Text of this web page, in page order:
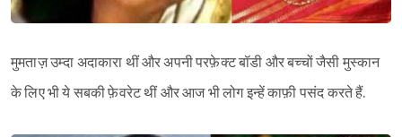
मुमताज़ उम्दा अदाकारा थीं और अपनी परफ़ेक्ट बॉडी और बच्चों जैसी मुस्कान
के लिए भी ये सबकी फ़ेवरेट थीं और आज भी लोग इन्हें काफ़ी पसंद करते हैं.